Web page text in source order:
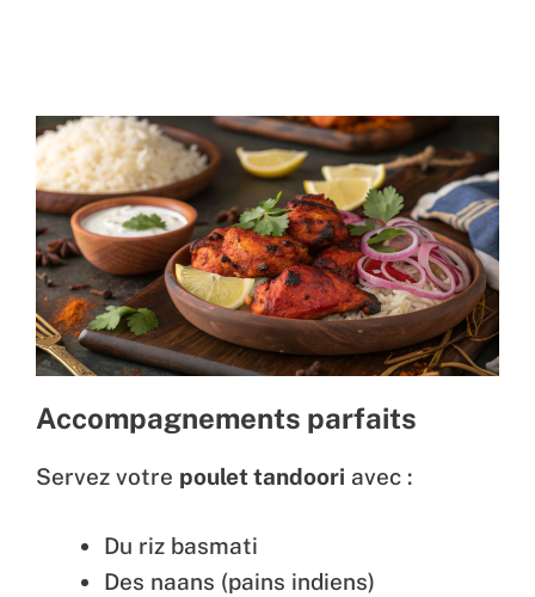
Accompagnements parfaits
Servez votre poulet tandoori avec :
Du riz basmati
Des naans (pains indiens)